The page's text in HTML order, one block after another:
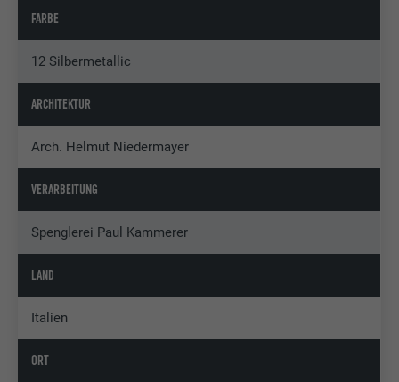
FARBE
12 Silbermetallic
ARCHITEKTUR
Arch. Helmut Niedermayer
VERARBEITUNG
Spenglerei Paul Kammerer
LAND
Italien
ORT